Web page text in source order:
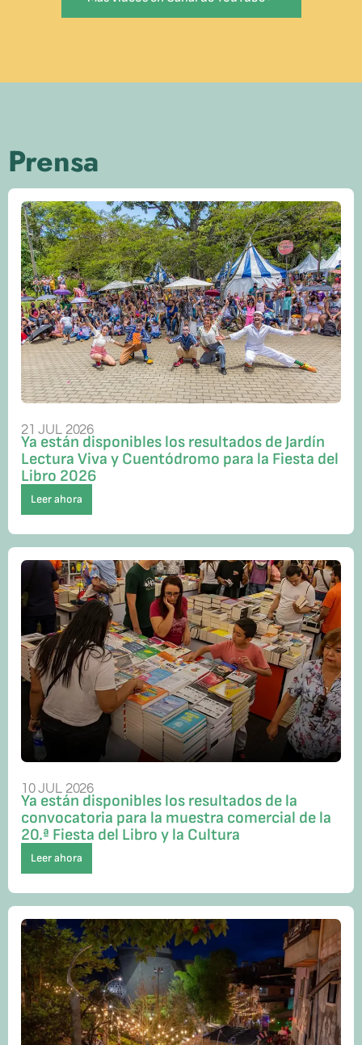
Prensa
21 JUL 2026
Ya están disponibles los resultados de Jardín
Lectura Viva y Cuentódromo para la Fiesta del
Libro 2026
Leer ahora
10 JUL 2026
Ya están disponibles los resultados de la
convocatoria para la muestra comercial de la
20.ª Fiesta del Libro y la Cultura
Leer ahora